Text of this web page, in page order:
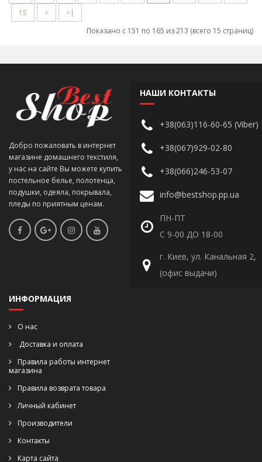
15
>
>|
Показано с 151 по 165 из 213 (всего 15 страниц)
Добро пожаловать в интернет
магазине домашнего текстиля,
у нас на сайте Вы можете купить
постельное белье, полотенца,
подушки, одеяла, покрывала,
пледы по приятным ценам.
НАШИ КОНТАКТЫ
+38(063)116-60-65 (Viber)
+38(067)929-02-80
+38(066)246-53-07
info@bestshop.pp.ua
ПН-ПТ
С 9-00 ДО 18-00
г. Киев, ул. Канальная 2,
(офис выдачи)
ИНФОРМАЦИЯ
О нас
Доставка и оплата
Правила работы интернет
магазина
Правила возврата товара
Личный кабинет
Производители
Контакты
Карта сайта